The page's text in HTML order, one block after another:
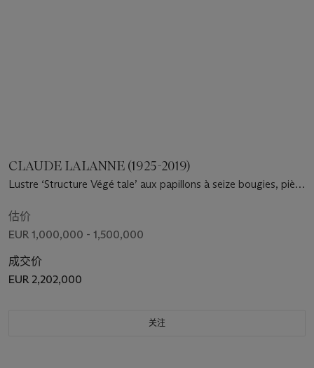
CLAUDE LALANNE (1925-2019)
Lustre ‘Structure Végé tale’ aux papillons à seize bougies, piè
估价
EUR 1,000,000 - 1,500,000
成交价
EUR 2,202,000
关注